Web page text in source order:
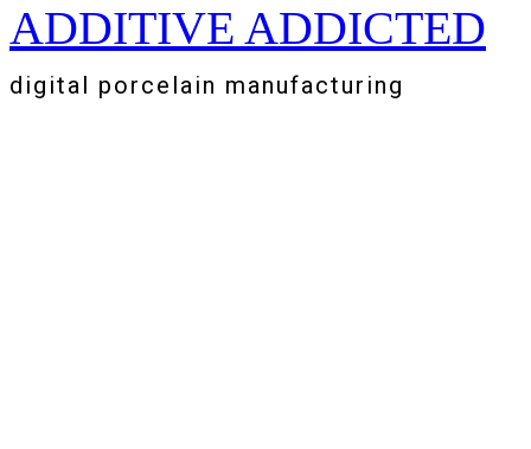
Zum
Inhalt
springen
ADDITIVE ADDICTED
digital porcelain manufacturing